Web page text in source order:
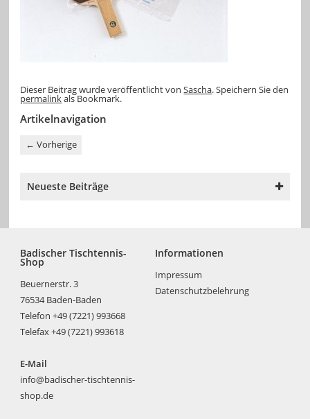
Dieser Beitrag wurde veröffentlicht vonSascha. Speichern Sie den
permalinkals Bookmark.
Artikelnavigation
← Vorherige
Neueste Beiträge
Badischer Tischtennis-
Shop
Beuernerstr. 3
76534 Baden-Baden
Telefon +49 (7221) 993668
Telefax +49 (7221) 993618
E-Mail
info@badischer-tischtennis-
shop.de
Informationen
Impressum
Datenschutzbelehrung